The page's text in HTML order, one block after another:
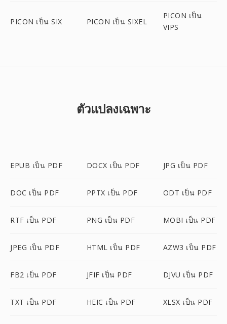
PICON เป็น SIX PICON เป็น SIXEL
PICON เป็น
VIPS
ตัวแปลงเฉพาะ
EPUB เป็น PDF DOCX เป็น PDF JPG เป็น PDF
DOC เป็น PDF PPTX เป็น PDF ODT เป็น PDF
RTF เป็น PDF PNG เป็น PDF MOBI เป็น PDF
JPEG เป็น PDF HTML เป็น PDF AZW3 เป็น PDF
FB2 เป็น PDF JFIF เป็น PDF DJVU เป็น PDF
TXT เป็น PDF HEIC เป็น PDF XLSX เป็น PDF